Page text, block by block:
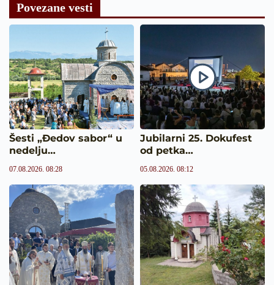
Povezane vesti
Šesti „Đedov sabor“ u
nedelju…
07.08.2026. 08:28
Jubilarni 25. Dokufest
od petka…
05.08.2026. 08:12